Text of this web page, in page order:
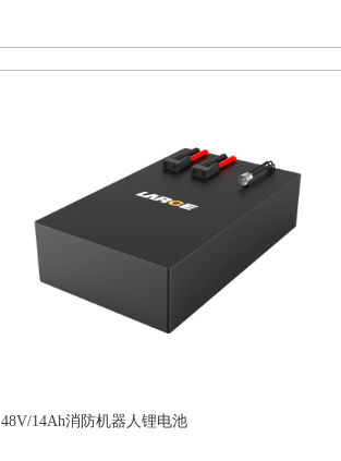
48V/14Ah消防机器人锂电池